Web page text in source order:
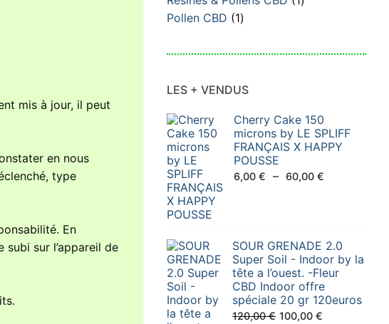
mis à jour, il peut
en nous
type
En
subi sur l’appareil de
Pollen CBD 11
LES + VENDUS
Cherry Cake 150
microns by LE SPLIFF
FRANÇAIS X HAPPY
POUSSE
6,00 € – 60,00 €
à
60,00 €
SOUR GRENADE 2.0
Super Soil - Indoor by la
tête a l’ouest. -Fleur
CBD Indoor offre
spéciale 20 gr 120euros
120,00€ Le
100,00 €